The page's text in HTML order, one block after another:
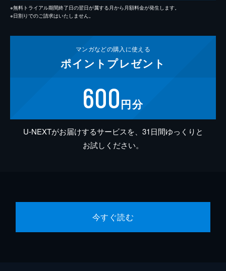
※無料トライアル期間終了日の翌日が属する月から月額料金が発生します。
※日割りでのご請求はいたしません。
マンガなどの購入に使える
ポイント プレゼント
600円分
U-NEXTがお届けするサービスを、31日間ゆっくりと
お試しください。
今すぐ読む